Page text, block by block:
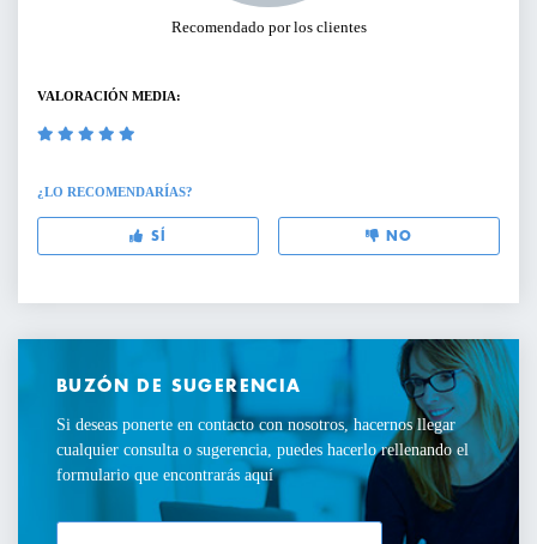
Recomendado por los clientes
VALORACIÓN MEDIA:
¿LO RECOMENDARÍAS?
SÍ NO
BUZÓN DE SUGERENCIA
Si deseas ponerte en contacto con nosotros, hacernos llegar
cualquier consulta o sugerencia, puedes hacerlo rellenando el
formulario que encontrarás aquí